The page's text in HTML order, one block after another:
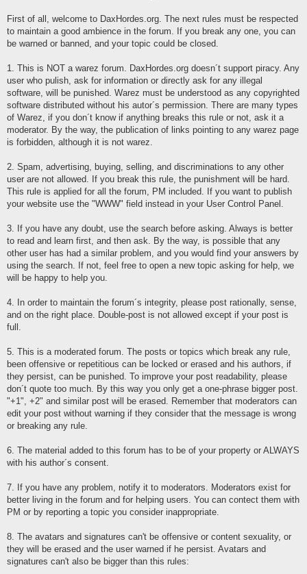
First of all, welcome to DaxHordes.org. The next rules must be respected
to maintain a good ambience in the forum. If you break any one, you can
be warned or banned, and your topic could be closed.
1. This is NOT a warez forum. DaxHordes.org doesn´t support piracy. Any
user who pulish, ask for information or directly ask for any illegal
software, will be punished. Warez must be understood as any copyrighted
software distributed without his autor´s permission. There are many types
of Warez, if you don´t know if anything breaks this rule or not, ask it a
moderator. By the way, the publication of links pointing to any warez page
is forbidden, although it is not warez.
2. Spam, advertising, buying, selling, and discriminations to any other
user are not allowed. If you break this rule, the punishment will be hard.
This rule is applied for all the forum, PM included. If you want to publish
your website use the "WWW" field instead in your User Control Panel.
3. If you have any doubt, use the search before asking. Always is better
to read and learn first, and then ask. By the way, is possible that any
other user has had a similar problem, and you would find your answers by
using the search. If not, feel free to open a new topic asking for help, we
will be happy to help you.
4. In order to maintain the forum´s integrity, please post rationally, sense,
and on the right place. Double-post is not allowed except if your post is
full.
5. This is a moderated forum. The posts or topics which break any rule,
been offensive or repetitious can be locked or erased and his authors, if
they persist, can be punished. To improve your post readability, please
don´t quote too much. By this way you only get a one-phrase bigger post.
"+1", +2" and similar post will be erased. Remember that moderators can
edit your post without warning if they consider that the message is wrong
or breaking any rule.
6. The material added to this forum has to be of your property or ALWAYS
with his author´s consent.
7. If you have any problem, notify it to moderators. Moderators exist for
better living in the forum and for helping users. You can contect them with
PM or by reporting a topic you consider inappropriate.
8. The avatars and signatures can't be offensive or content sexuality, or
they will be erased and the user warned if he persist. Avatars and
signatures can't also be bigger than this rules: